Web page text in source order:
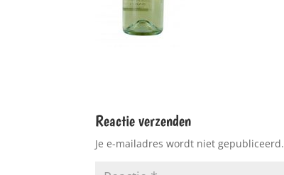
Reactie verzenden
Je e-mailadres wordt niet gepubliceerd.